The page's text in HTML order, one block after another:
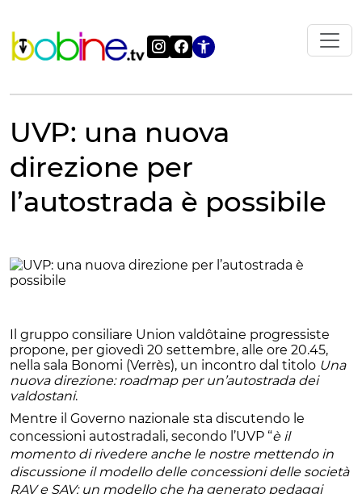
contenuto
Apri le
UVP: una nuova
direzione per
l’autostrada è possibile
Il gruppo consiliare Union valdôtaine progressiste
propone, per giovedì 20 settembre, alle ore 20.45,
nella sala Bonomi (Verrès), un incontro dal titolo Una
nuova direzione: roadmap per un’autostrada dei
valdostani.
Mentre il Governo nazionale sta discutendo le
concessioni autostradali, secondo l’UVP “è il
momento di rivedere anche le nostre mettendo in
discussione il modello delle concessioni delle società
RAV e SAV: un modello che ha generato pedaggi